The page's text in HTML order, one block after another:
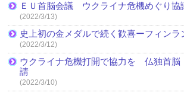
ＥＵ首脳会議 ウクライナ危機めぐり協
(2022/3/13)
史上初の金メダルで続く歓喜ーフィンラ
(2022/3/12)
ウクライナ危機打開で協力を 仏独首
請
(2022/3/10)